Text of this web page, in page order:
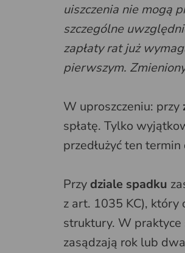
uiszczenia nie mogą
szczególne
zapłaty rat już
pierwszym.
W uproszczeniu: przy
spłatę. Tylko
przedłużyć ten termin
Przy dziale spadku
z art. 1035 KC), który
struktury. W
zasądzają rok lub